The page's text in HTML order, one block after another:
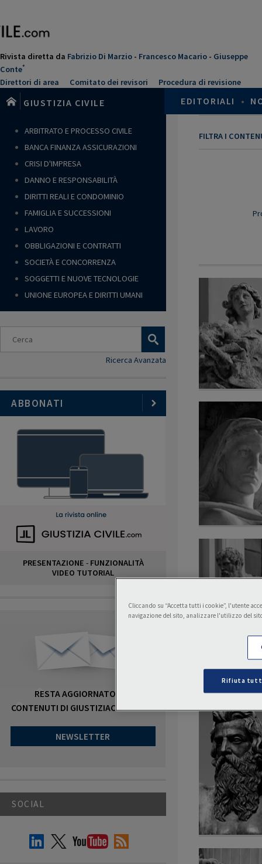
contenuto
Rivista diretta da Fabrizio Di Marzio - Francesco Macario - Giuseppe
Conte*
Direttori di area Comitato dei revisori Procedura di revisione
GIUSTIZIA CIVILE EDITORIALI •
FILTRA I
ARBITRATO E PROCESSO CIVILE
BANCA FINANZA ASSICURAZIONI
CRISI D'IMPRESA
DANNO E RESPONSABILITÀ
DIRITTI REALI E CONDOMINIO
FAMIGLIA E SUCCESSIONI
LAVORO
OBBLIGAZIONI E CONTRATTI
SOCIETÀ E CONCORRENZA
SOGGETTI E NUOVE TECNOLOGIE
UNIONE EUROPEA E DIRITTI UMANI
Ricerca Avanzata
ABBONATI
PRESENTAZIONE - FUNZIONALITÀ
VIDEO TUTORIAL
RESTA AGGIORNATO SUI
CONTENUTI DI GIUSTIZIACIVILE.COM
NEWSLETTER
SOCIAL
Cliccando su “Accetta tutti i cookie”, l'utente
navigazione del sito, analizzare l'utilizzo del
Rifiuta